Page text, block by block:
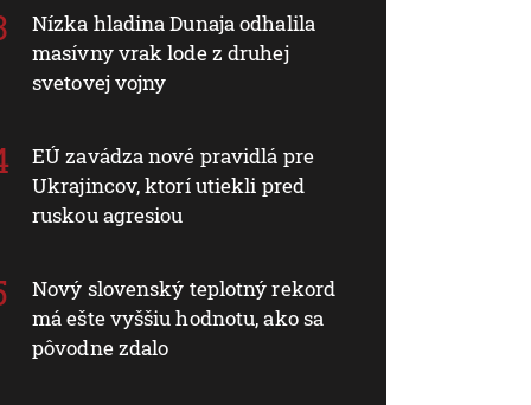
Nízka hladina Dunaja odhalila
masívny vrak lode z druhej
svetovej vojny
EÚ zavádza nové pravidlá pre
Ukrajincov, ktorí utiekli pred
ruskou agresiou
Nový slovenský teplotný rekord
má ešte vyššiu hodnotu, ako sa
pôvodne zdalo